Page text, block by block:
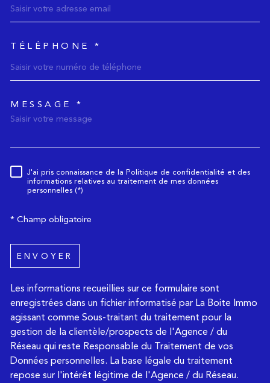
TÉLÉPHONE *
TRAD_MELTEM_voredemande
MESSAGE *
Règlementation
J'ai pris connaissance de la Politique de confidentialité et des
informations relatives au traitement de mes données
personnelles (*)
* Champ obligatoire
ENVOYER
Les informations recueillies sur ce formulaire sont
enregistrées dans un fichier informatisé par La Boite Immo
agissant comme Sous-traitant du traitement pour la
gestion de la clientèle/prospects de l'Agence / du
Réseau qui reste Responsable du Traitement de vos
Données personnelles. La base légale du traitement
repose sur l'intérêt légitime de l'Agence / du Réseau.